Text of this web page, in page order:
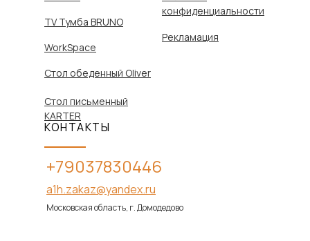
TV Тумба BRUNO
WorkSpace
Стол письменный
KARTER
Стол обеденный Oliver
конфиденциальности
КОНТАКТЫ
+79037830446
a1h.zakaz@yandex.ru
Московская область, г. Домодедово
Рекламация